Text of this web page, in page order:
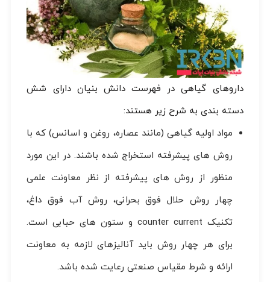
داروهای گیاهی در فهرست دانش بنیان دارای شش
دسته بندی به شرح زیر هستند:
مواد اولیه گیاهی (مانند عصاره، روغن و اسانس) که با
روش های پیشرفته استخراج شده باشند. در این مورد
منظور از روش های پیشرفته از نظر معاونت علمی
چهار روش حلال فوق بحرانی، روش آب فوق داغ،
تکنیک counter current و ستون های حبابی است.
برای هر چهار روش باید آنالیزهای لازمه به معاونت
ارائه و شرط مقیاس صنعتی رعایت شده باشد.